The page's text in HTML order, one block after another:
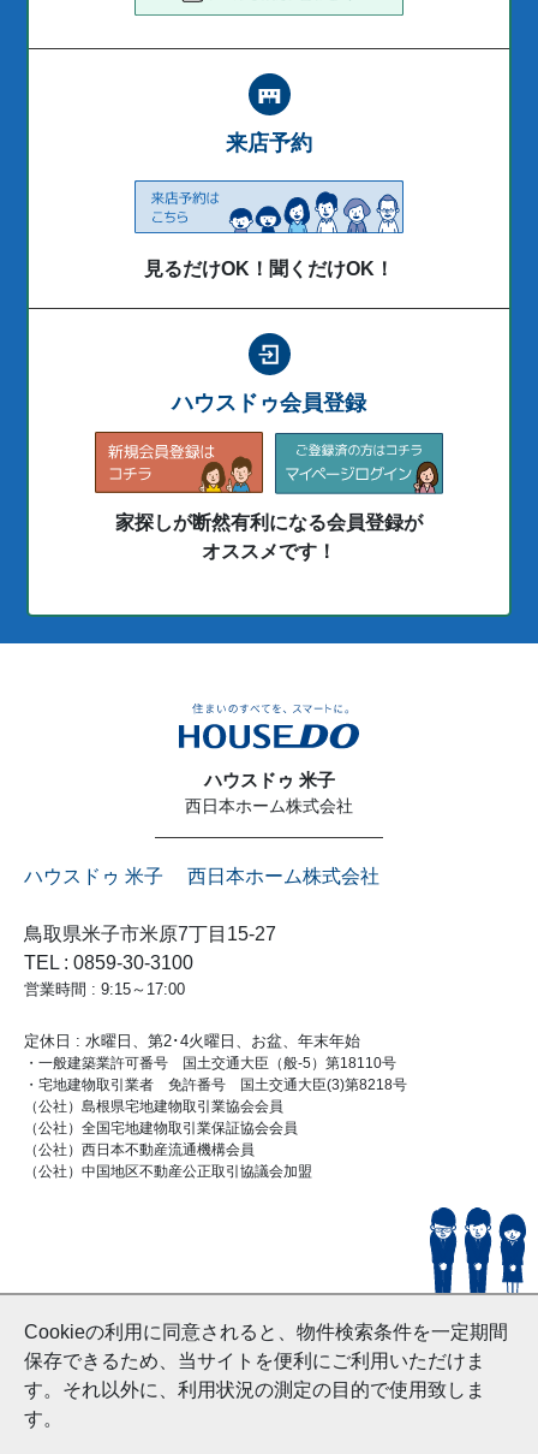
Cookieの利用に同意されると、物件検索条件を一定期間
保存できるため、当サイトを便利にご利用いただけま
す。それ以外に、利用状況の測定の目的で使用致しま
す。
来店予約
見るだけOK！聞くだけOK！
ハウスドゥ会員登録
家探しが断然有利になる会員登録が
オススメです！
ハウスドゥ 米子
西日本ホーム株式会社
ハウスドゥ 米子 西日本ホーム株式会社
鳥取県米子市米原7丁目15-27
TEL : 0859-30-3100
営業時間 : 9:15～17:00
定休日 : 水曜日、第2･4火曜日、お盆、年末年始
・一般建築業許可番号 国土交通大臣（般-5）第18110号
・宅地建物取引業者 免許番号 国土交通大臣(3)第8218号
（公社）島根県宅地建物取引業協会会員
（公社）全国宅地建物取引業保証協会会員
（公社）西日本不動産流通機構会員
（公社）中国地区不動産公正取引協議会加盟
© HouseDoYonago
and Nishinihon Home Co.ltd All Rights Reserved.